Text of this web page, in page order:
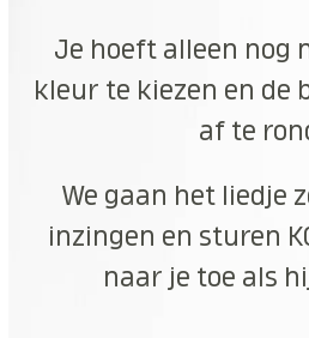
Je hoeft alleen nog
kleur te kiezen en de
af te
We gaan het liedje
inzingen en sturen
naar je toe als